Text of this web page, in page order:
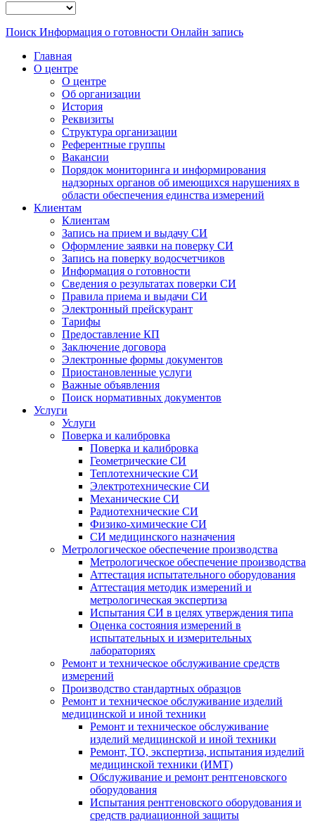
Поиск Информация о готовности Онлайн запись
Главная
О центре
О центре
Об организации
История
Реквизиты
Структура организации
Референтные группы
Вакансии
Порядок мониторинга и информирования
надзорных органов об имеющихся нарушениях в
области обеспечения единства измерений
Клиентам
Клиентам
Запись на прием и выдачу СИ
Оформление заявки на поверку СИ
Запись на поверку водосчетчиков
Информация о готовности
Сведения о результатах поверки СИ
Правила приема и выдачи СИ
Электронный прейскурант
Тарифы
Предоставление КП
Заключение договора
Электронные формы документов
Приостановленные услуги
Важные объявления
Поиск нормативных документов
Услуги
Услуги
Поверка и калибровка
Поверка и калибровка
Геометрические СИ
Теплотехнические СИ
Электротехнические СИ
Механические СИ
Радиотехнические СИ
Физико-химические СИ
СИ медицинского назначения
Метрологическое обеспечение производства
Метрологическое обеспечение производства
Аттестация испытательного оборудования
Аттестация методик измерений и
метрологическая экспертиза
Испытания СИ в целях утверждения типа
Оценка состояния измерений в
испытательных и измерительных
лабораториях
Ремонт и техническое обслуживание средств
измерений
Производство стандартных образцов
Ремонт и техническое обслуживание изделий
медицинской и иной техники
Ремонт и техническое обслуживание
изделий медицинской и иной техники
Ремонт, ТО, экспертиза, испытания изделий
медицинской техники (ИМТ)
Обслуживание и ремонт рентгеновского
оборудования
Испытания рентгеновского оборудования и
средств радиационной защиты